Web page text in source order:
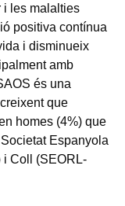
i les malalties
positiva contínua
i disminueix
amb
és una
que
homes (4%) que
Espanyola
i Coll (SEORL-